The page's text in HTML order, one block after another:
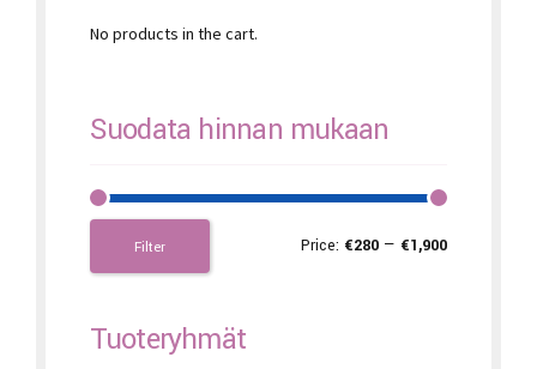
No products in the cart.
Suodata hinnan mukaan
Filter Price: €280 — €1,900
Tuoteryhmät